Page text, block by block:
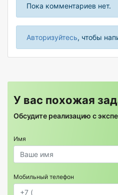
Пока комментариев нет.
Авторизуйтесь, чтобы
У вас похожая
Обсудите реализацию с
Имя
Мобильный телефон